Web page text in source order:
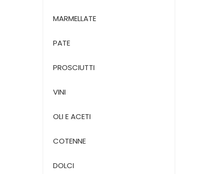
MARMELLATE
PATE
PROSCIUTTI
VINI
OLI E ACETI
COTENNE
DOLCI